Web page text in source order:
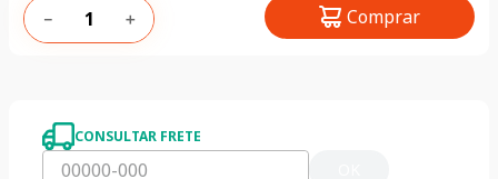
＋
－ Comprar
CONSULTAR FRETE